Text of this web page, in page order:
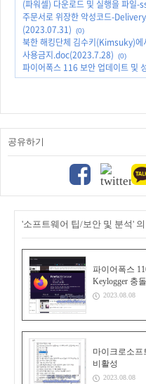
(파워셀) 다운로드 및 실행을 파일
주문서로 위장한 악성코드-
(2023.07.31)
(0)
북한 해킹단체 김수키(Kimsuky)에
사용금지.doc(2023.7.28)
(0)
파이어폭스 116 보안 업데이트 및
공유하기
'소프트웨어 팁/보안 및 분석'
파이어폭스
Keylogger 충
2023.08.08
마이크로소프
비활성
2023.08.08